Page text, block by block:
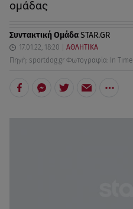
ομάδας
Συντακτική ΟμάδαSTAR.GR
17.01.22, 18:20
ΑΘΛΗΤΙΚΑ
Πηγή: sportdog.gr Φωτογραφία: In Time